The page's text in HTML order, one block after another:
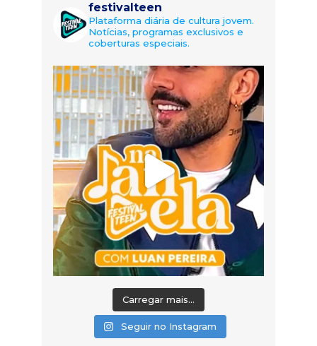
festivalteen
Plataforma diária de cultura jovem.
Notícias, programas exclusivos e
coberturas especiais.
Carregar mais...
Seguir no Instagram